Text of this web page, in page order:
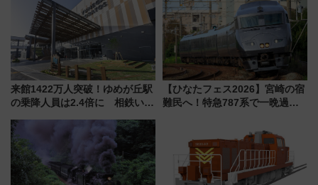
で解説！
来館1422万人突破！ゆめが丘駅
の乗降人員は2.4倍に 相鉄いず
年祭にそうにゃん＆DB.スター
マンが登場
【ひなたフェス2026】宮崎の宿
難民へ！特急787系で一晩過ご
ローおひさま」が救世主に？